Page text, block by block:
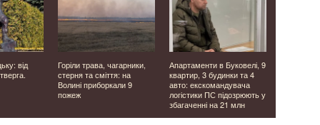
від
Горіли трава, чагарники,
стерня та сміття: на
Волині приборкали 9
пожеж
Апартаменти в Буковелі, 9
квартир, 3 будинки та 4
авто: екскомандувача
логістики ПС підозрюють у
збагаченні на 21 млн